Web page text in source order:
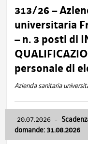
313/26 –
universitaria
– n. 3 posti di
personale di
Azienda sanitaria
20.07.2026 -
domande: 31.08.2026